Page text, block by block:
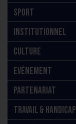
SPORT
INSTITUTIONNEL
CULTURE
EVÉNEMENT
PARTENARIAT
TRAVAIL & HANDICAP